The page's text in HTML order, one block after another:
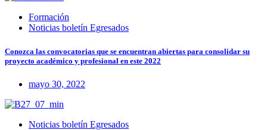
Formación
Noticias boletín Egresados
Conozca las convocatorias que se encuentran abiertas para consolidar su
proyecto académico y profesional en este 2022
mayo 30, 2022
Noticias boletín Egresados